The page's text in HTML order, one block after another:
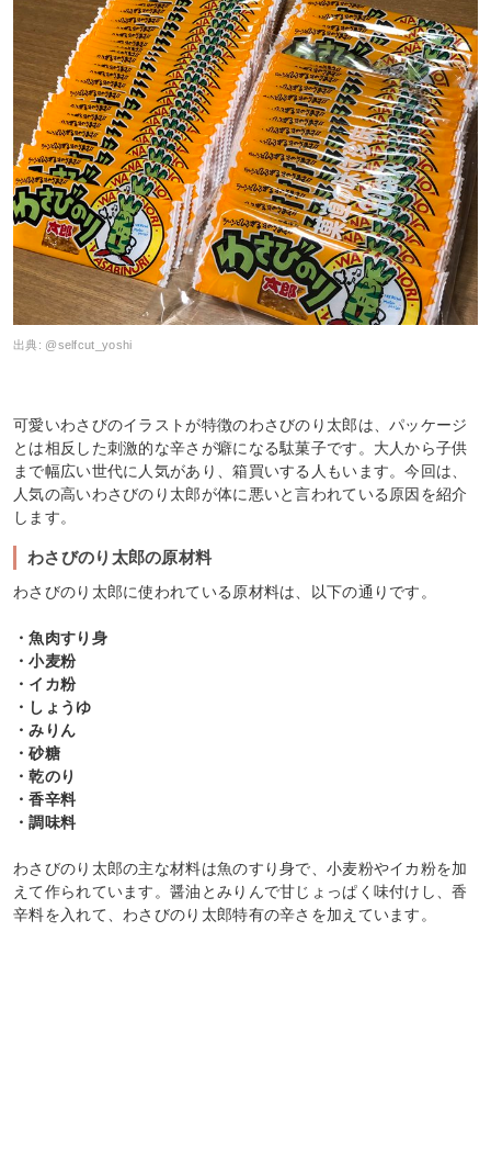
出典: @selfcut_yoshi
可愛いわさびのイラストが特徴のわさびのり太郎は、パッケージ
とは相反した刺激的な辛さが癖になる駄菓子です。大人から子供
まで幅広い世代に人気があり、箱買いする人もいます。今回は、
人気の高いわさびのり太郎が体に悪いと言われている原因を紹介
します。
わさびのり太郎の原材料
わさびのり太郎に使われている原材料は、以下の通りです。
・魚肉すり身
・小麦粉
・イカ粉
・しょうゆ
・みりん
・砂糖
・乾のり
・香辛料
・調味料
わさびのり太郎の主な材料は魚のすり身で、小麦粉やイカ粉を加
えて作られています。醤油とみりんで甘じょっぱく味付けし、香
辛料を入れて、わさびのり太郎特有の辛さを加えています。